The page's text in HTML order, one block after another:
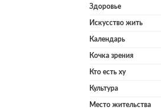
Здоровье
Искусство жить
Календарь
Кочка зрения
Кто есть ху
Культура
Место жительства